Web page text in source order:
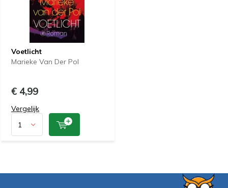
Voetlicht
Marieke Van Der Pol
€ 4,99
Vergelijk